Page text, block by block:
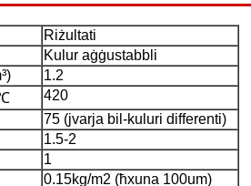
Riżultati
Kulur aġġustabbli
1.2
420
75 (jvarja bil-kuluri differenti)
1.5-2
1
0.15kg/m2 (ħxuna 100um)